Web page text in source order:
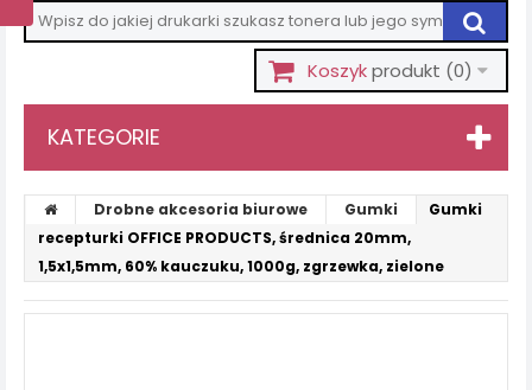
Koszykprodukt (0)
KATEGORIE
Drobne akcesoria biurowe Gumki
Gumki
recepturki OFFICE PRODUCTS, średnica 20mm,
1,5x1,5mm, 60% kauczuku, 1000g, zgrzewka, zielone